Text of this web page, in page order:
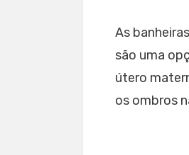
As
são uma
útero
os ombros